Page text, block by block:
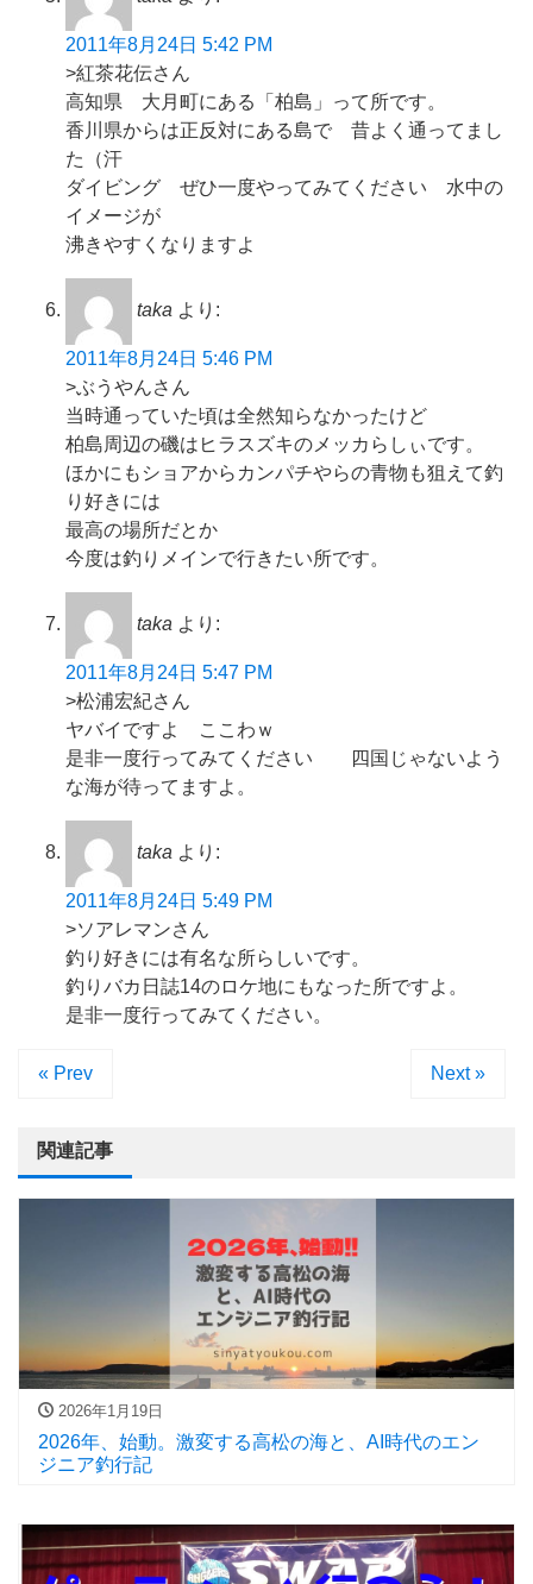
2011年8月24日 5:42 PM
>紅茶花伝さん
高知県 大月町にある「柏島」って所です。
香川県からは正反対にある島で 昔よく通ってまし
た（汗
ダイビング ぜひ一度やってみてください 水中の
イメージが
沸きやすくなりますよ
taka より:
2011年8月24日 5:46 PM
>ぶうやんさん
当時通っていた頃は全然知らなかったけど
柏島周辺の磯はヒラスズキのメッカらしぃです。
ほかにもショアからカンパチやらの青物も狙えて釣
り好きには
最高の場所だとか
今度は釣りメインで行きたい所です。
taka より:
2011年8月24日 5:47 PM
>松浦宏紀さん
ヤバイですよ ここわｗ
是非一度行ってみてください 四国じゃないよう
な海が待ってますよ。
taka より:
2011年8月24日 5:49 PM
>ソアレマンさん
釣り好きには有名な所らしいです。
釣りバカ日誌14のロケ地にもなった所ですよ。
是非一度行ってみてください。
« Prev Next »
関連記事
2026年1月19日
2026年、始動。激変する高松の海と、AI時代のエン
ジニア釣行記